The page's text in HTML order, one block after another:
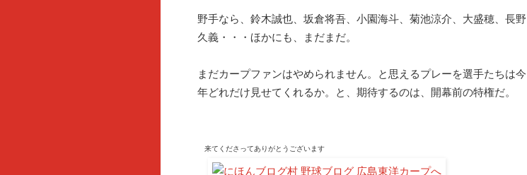
野手なら、鈴木誠也、坂倉将吾、小園海斗、菊池涼介、大盛穂、長野
久義・・・ほかにも、まだまだ。
まだカープファンはやめられません。と思えるプレーを選手たちは今
年どれだけ見せてくれるか。と、期待するのは、開幕前の特権だ。
来てくださってありがとうございます